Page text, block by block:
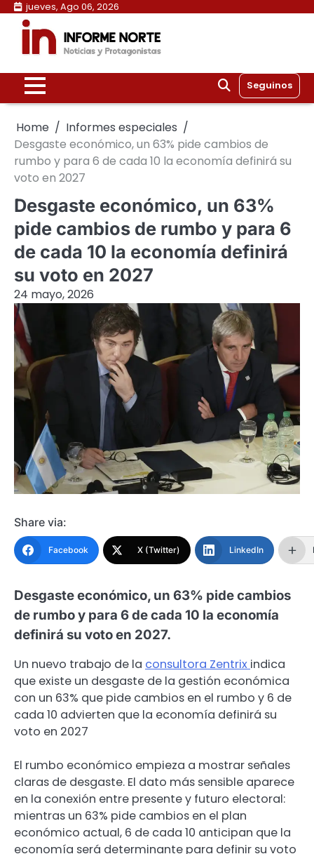
Skip
content
jueves, Ago 06, 2026
Seguinos
Home
Informes especiales
Desgaste económico, un 63% pide cambios de
rumbo y para 6 de cada 10 la economía definirá su
voto en 2027
Desgaste económico, un 63%
pide cambios de rumbo y para 6
de cada 10 la economía definirá
su voto en 2027
24 mayo, 2026
Share via:
Facebook X (Twitter) LinkedIn
Desgaste económico, un 63% pide cambios
de rumbo y para 6 de cada 10 la economía
definirá su voto en 2027.
Un nuevo trabajo de la consultora Zentrix indica
que existe un desgaste de la gestión económica
con un 63% que pide cambios en el rumbo y 6 de
cada 10 advierten que la economía definirá su
voto en 2027
El rumbo económico empieza a mostrar señales
claras de desgaste. El dato más sensible aparece
en la conexión entre presente y futuro electoral:
mientras un 63% pide cambios en el plan
económico actual, 6 de cada 10 anticipan que la
economía será determinante para definir su voto